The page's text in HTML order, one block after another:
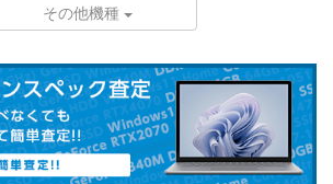
その他機種